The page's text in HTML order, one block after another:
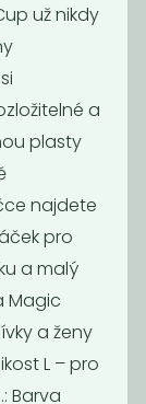
už nikdy
a
plasty
najdete
pro
a malý
Magic
a ženy
L – pro
Barva